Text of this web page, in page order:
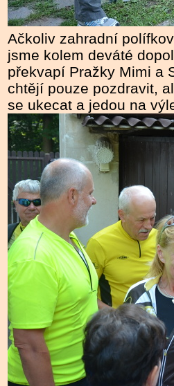
Ačkoliv zahradní
jsme kolem deváté
překvapí Pražky Mimi a
chtějí pouze pozdravit,
se ukecat a jedou na